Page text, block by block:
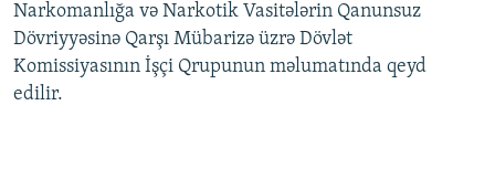
Narkomanlığa və Narkotik Vasitələrin Qanunsuz
Dövriyyəsinə Qarşı Mübarizə üzrə Dövlət
Komissiyasının İşçi Qrupunun məlumatında qeyd
edilir.